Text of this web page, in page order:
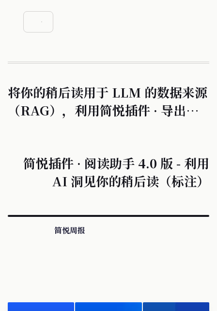
将你的稍后读用于 LLM 的数据来源
（RAG），利用简悦插件 · 导出简
简悦插件 · 阅读助手 4.0 版 - 利用
AI 洞见你的稍后读（标注）
简悦周报